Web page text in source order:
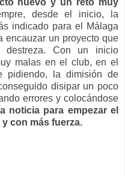
nuevo y un reto muy
desde el inicio, la
indicado para el Málaga
encauzar un proyecto que
destreza. Con un inicio
malas en el club, en el
pidiendo, la dimisión de
disipar un poco
errores y colocándose
noticia para empezar el
con más fuerza.